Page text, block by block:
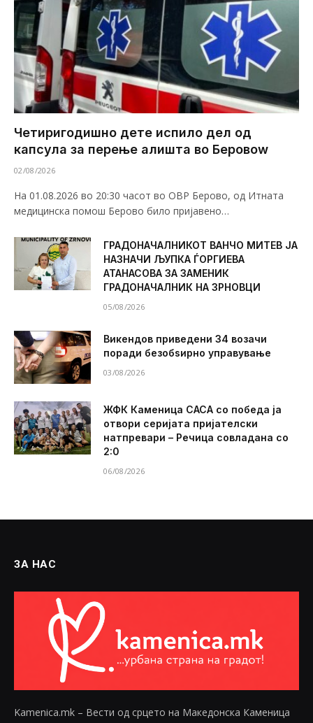
Четиригодишно дете испило дел од
капсула за перење алишта во Беровоw
02/08/2026
На 01.08.2026 во 20:30 часот во ОВР Берово, од Итната
медицинска помош Берово било пријавено…
ГРАДОНАЧАЛНИКОТ ВАНЧО МИТЕВ ЈА
НАЗНАЧИ ЉУПКА ЃОРГИЕВА
АТАНАСОВА ЗА ЗАМЕНИК
ГРАДОНАЧАЛНИК НА ЗРНОВЦИ
05/08/2026
Викендов приведени 34 возачи
поради безобѕирно управување
03/08/2026
ЖФК Каменица САСА со победа ја
отвори серијата пријателски
натпревари – Речица совладана со
2:0
06/08/2026
ЗА НАС
Kamenica.mk – Вести од срцето на Македонска Каменица